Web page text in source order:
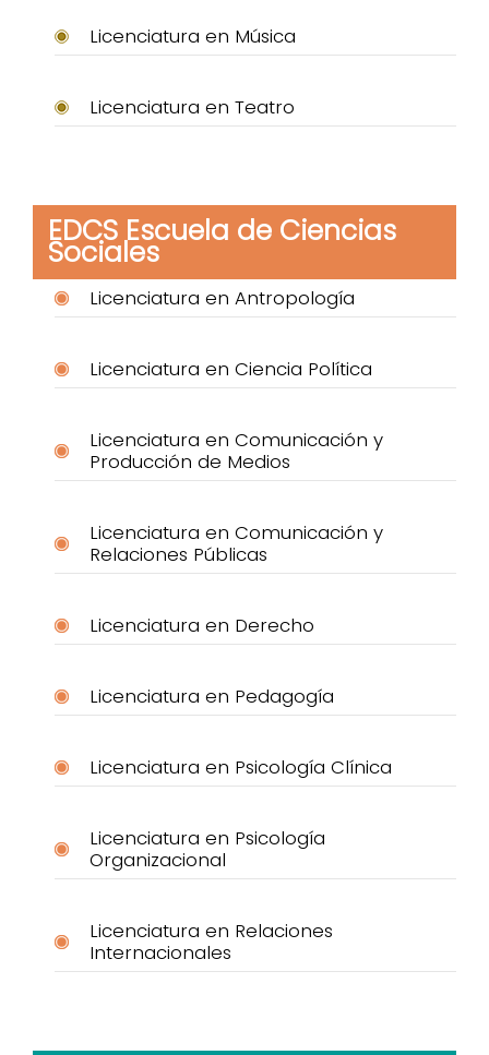
Licenciatura en Música
Licenciatura en Teatro
EDCS Escuela de Ciencias
Sociales
Licenciatura en Antropología
Licenciatura en Ciencia Política
Licenciatura en Comunicación y
Producción de Medios
Licenciatura en Comunicación y
Relaciones Públicas
Licenciatura en Derecho
Licenciatura en Pedagogía
Licenciatura en Psicología Clínica
Licenciatura en Psicología
Organizacional
Licenciatura en Relaciones
Internacionales